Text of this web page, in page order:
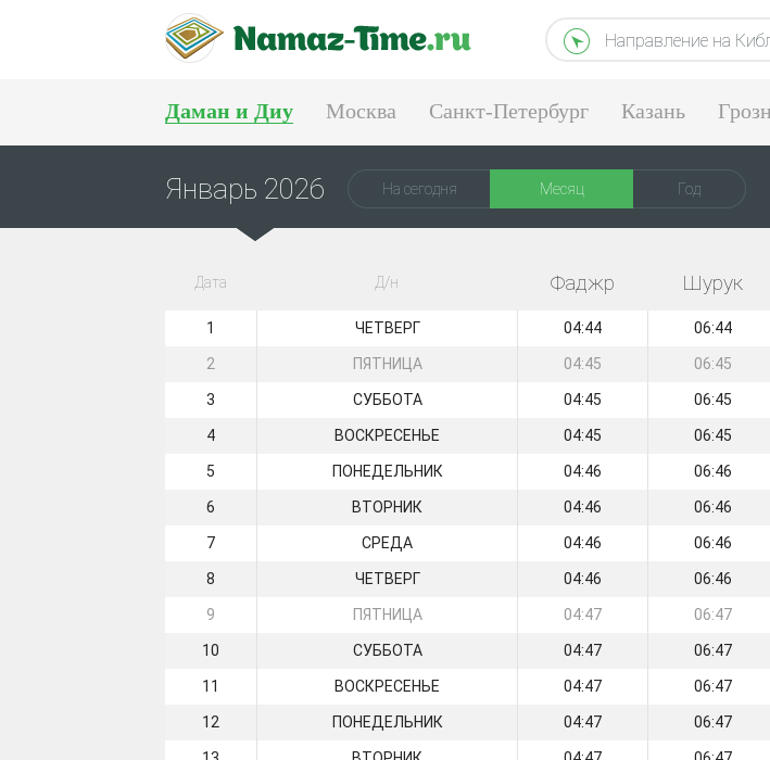
Направление на
Даман и Диу Москва Санкт-Петербург Казань
Январь 2026 На сегодня Месяц Год
Дата Д/н Фаджр Шурук
1 ЧЕТВЕРГ 04:44 06:44
2 ПЯТНИЦА 04:45 06:45
3 СУББОТА 04:45 06:45
4 ВОСКРЕСЕНЬЕ 04:45 06:45
5 ПОНЕДЕЛЬНИК 04:46 06:46
6 ВТОРНИК 04:46 06:46
7 СРЕДА 04:46 06:46
8 ЧЕТВЕРГ 04:46 06:46
9 ПЯТНИЦА 04:47 06:47
10 СУББОТА 04:47 06:47
11 ВОСКРЕСЕНЬЕ 04:47 06:47
12 ПОНЕДЕЛЬНИК 04:47 06:47